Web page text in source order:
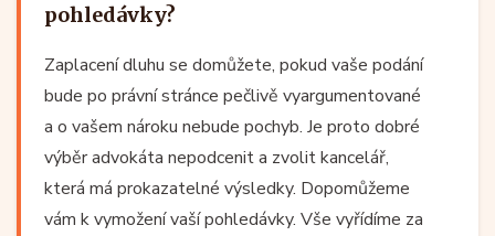
pohledávky?
Zaplacení dluhu se domůžete, pokud vaše podání
bude po právní stránce pečlivě vyargumentované
a o vašem nároku nebude pochyb. Je proto dobré
výběr advokáta nepodcenit a zvolit kancelář,
která má prokazatelné výsledky. Dopomůžeme
vám k vymožení vaší pohledávky. Vše vyřídíme za